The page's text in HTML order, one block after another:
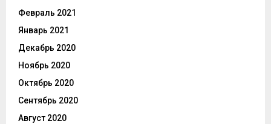
Февраль 2021
Январь 2021
Декабрь 2020
Ноябрь 2020
Октябрь 2020
Сентябрь 2020
Август 2020